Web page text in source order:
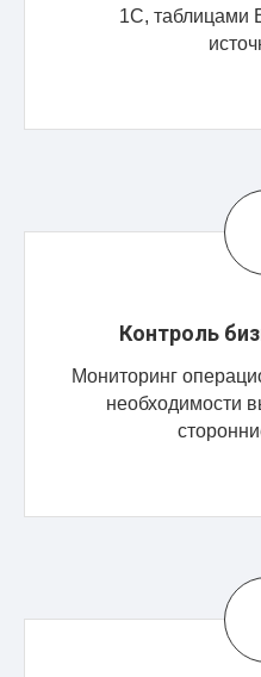
1С, таблицами
Контроль
Мониторинг
необходимости